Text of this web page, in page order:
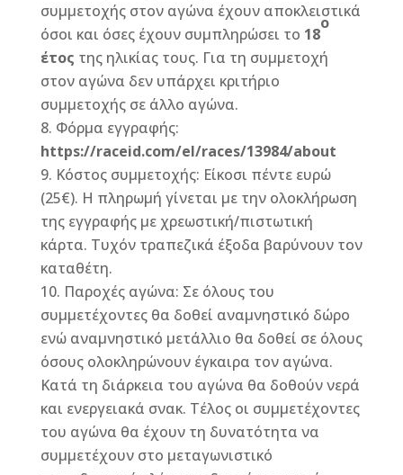
συμμετοχής στον αγώνα έχουν αποκλειστικά
όσοι και όσες έχουν συμπληρώσει το 18
ο
έτος της ηλικίας τους. Για τη συμμετοχή
στον αγώνα δεν υπάρχει κριτήριο
συμμετοχής σε άλλο αγώνα.
Φόρμα εγγραφής:
https://raceid.com/el/races/13984/about
Κόστος συμμετοχής: Είκοσι πέντε ευρώ
(25€). Η πληρωμή γίνεται με την ολοκλήρωση
της εγγραφής με χρεωστική/πιστωτική
κάρτα. Τυχόν τραπεζικά έξοδα βαρύνουν τον
καταθέτη.
Παροχές αγώνα: Σε όλους του
συμμετέχοντες θα δοθεί αναμνηστικό δώρο
ενώ αναμνηστικό μετάλλιο θα δοθεί σε όλους
όσους ολοκληρώνουν έγκαιρα τον αγώνα.
Κατά τη διάρκεια του αγώνα θα δοθούν νερά
και ενεργειακά σνακ. Τέλος οι συμμετέχοντες
του αγώνα θα έχουν τη δυνατότητα να
συμμετέχουν στο μεταγωνιστικό